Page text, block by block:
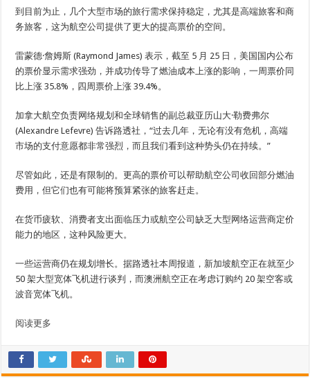
到目前为止，几个大型市场的旅行需求保持稳定，尤其是高端旅客和商
务旅客，这为航空公司提供了更大的提高票价的空间。
雷蒙德·詹姆斯 (Raymond James) 表示，截至 5 月 25 日，美国国内公布
的票价显示需求强劲，并成功传导了燃油成本上涨的影响，一周票价同
比上涨 35.8%，四周票价上涨 39.4%。
加拿大航空负责网络规划和全球销售的副总裁亚历山大·勒费弗尔
(Alexandre Lefevre) 告诉路透社，“过去几年，无论有没有危机，高端
市场的支付意愿都非常强烈，而且我们看到这种势头仍在持续。”
尽管如此，还是有限制的。更高的票价可以帮助航空公司收回部分燃油
费用，但它们也有可能将预算紧张的旅客赶走。
在货币疲软、消费者支出面临压力或航空公司缺乏大型网络运营商定价
能力的地区，这种风险更大。
一些运营商仍在规划增长。据路透社本周报道，新加坡航空正在就至少
50 架大型宽体飞机进行谈判，而澳洲航空正在考虑订购约 20 架空客或
波音宽体飞机。
阅读更多